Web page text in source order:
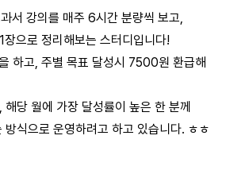
서 강의를 매주 6시간 분량씩 보고,
로 정리해보는 스터디입니다!
고, 주별 목표 달성시 7500원 환급해
월에 가장 달성률이 높은 한 분께
으로 운영하려고 하고 있습니다. ㅎㅎ